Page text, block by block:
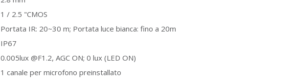
1 / 2.5 "CMOS
Portata IR: 20~30 m; Portata luce bianca: fino a 20m
IP67
0.005lux @F1.2, AGC ON; 0 lux (LED ON)
1 canale per microfono preinstallato